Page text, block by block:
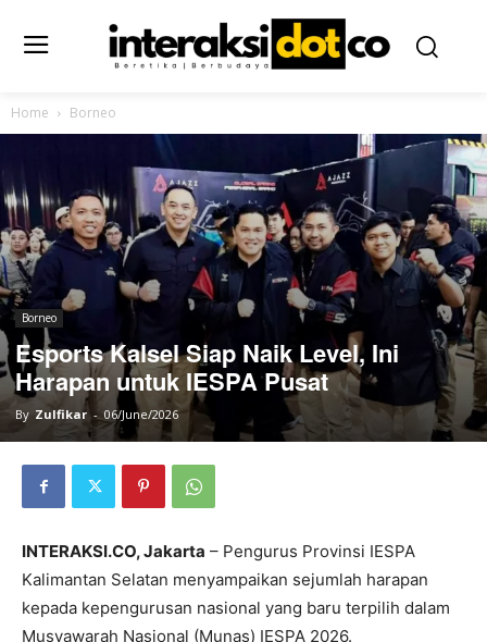
Home Borneo
Borneo
Esports Kalsel Siap Naik Level, Ini
Harapan untuk IESPA Pusat
By Zulfikar - 06/June/2026
INTERAKSI.CO, Jakarta – Pengurus Provinsi IESPA
Kalimantan Selatan menyampaikan sejumlah harapan
kepada kepengurusan nasional yang baru terpilih dalam
Musyawarah Nasional (Munas) IESPA 2026.